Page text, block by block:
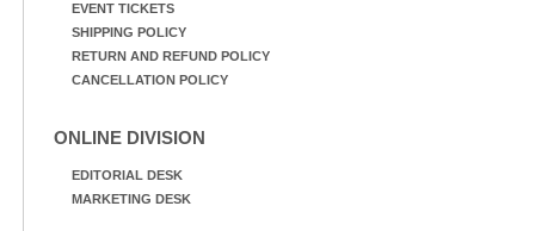
EVENT TICKETS
SHIPPING POLICY
RETURN AND REFUND POLICY
CANCELLATION POLICY
ONLINE DIVISION
EDITORIAL DESK
MARKETING DESK